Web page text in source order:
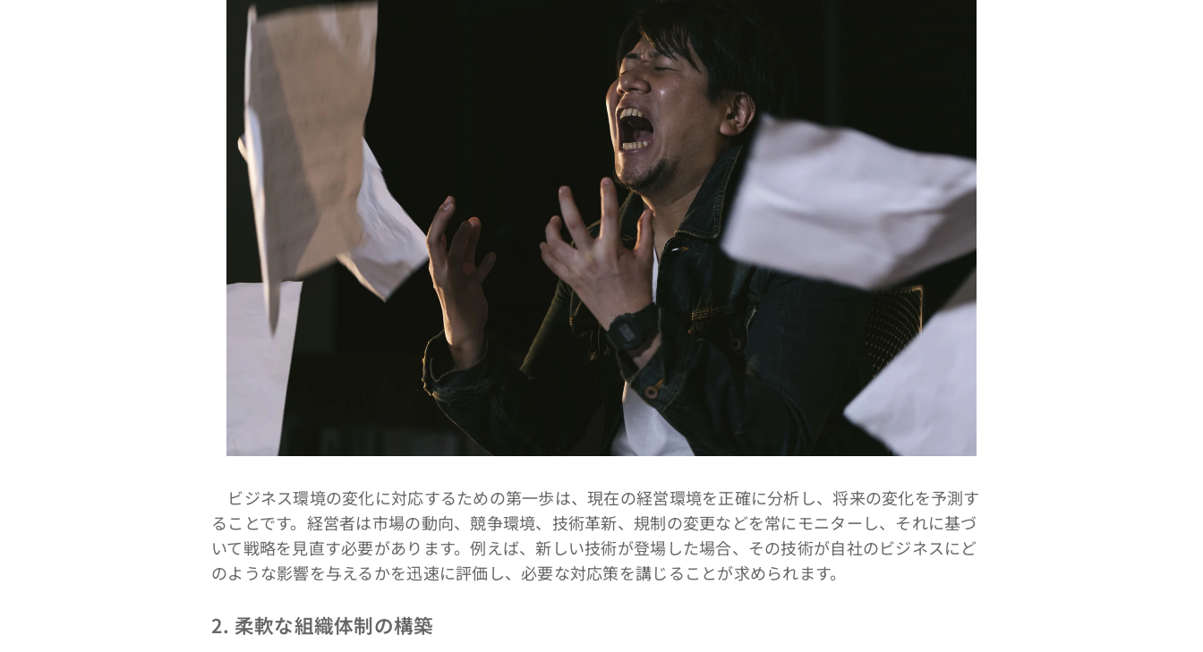
ビジネス環境の変化に対応するための第一歩は、現在の経営環境を正確に分析し、将来の変化を予測す
ることです。経営者は市場の動向、競争環境、技術革新、規制の変更などを常にモニターし、それに基づ
いて戦略を見直す必要があります。例えば、新しい技術が登場した場合、その技術が自社のビジネスにど
のような影響を与えるかを迅速に評価し、必要な対応策を講じることが求められます。
2. 柔軟な組織体制の構築